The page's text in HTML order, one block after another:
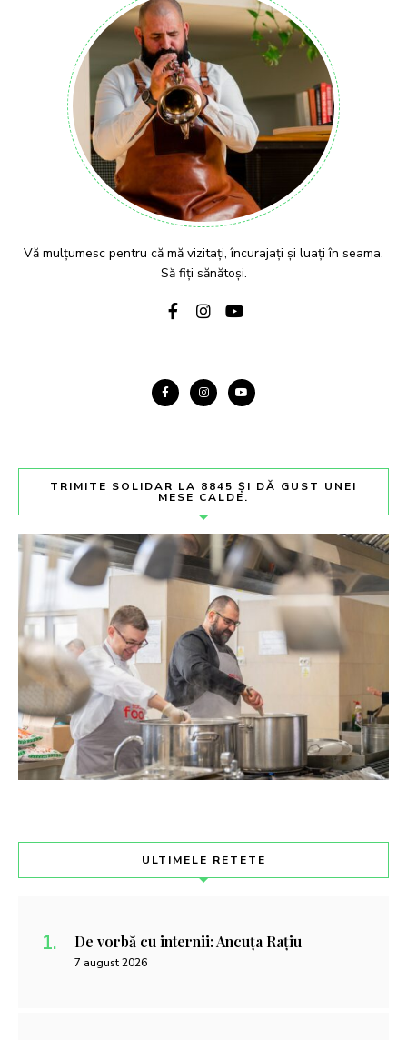
Vă mulțumesc pentru că mă vizitați, încurajați și luați în seama.
Să fiți sănătoși.
TRIMITE SOLIDAR LA 8845 ȘI DĂ GUST UNEI
MESE CALDE.
ULTIMELE RETETE
De vorbă cu internii: Ancuța Rațiu
7 august 2026